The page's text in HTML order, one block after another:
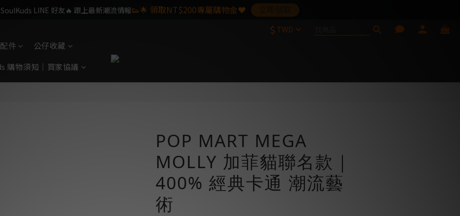
$ TWD
件
公仔收藏
購物須知｜買家協議
POP MART MEGA
MOLLY 加菲貓聯名款｜
400% 經典卡通 潮流藝
術
立即購買
LINE 好友🔥 跟上最新潮流情報👟🌟 領取NT$200專屬購物金❤️